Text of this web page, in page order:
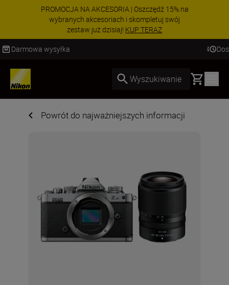
PROMOCJA NA AKCESORIA | Oszczędź 15% na
wybranych akcesoriach i skompletuj swój
zestaw już dzisiaj! KUP TERAZ
Dostawa od 2 do 4 dni roboczych
Wyszukiwanie Basket
Powrót do najważniejszych informacji